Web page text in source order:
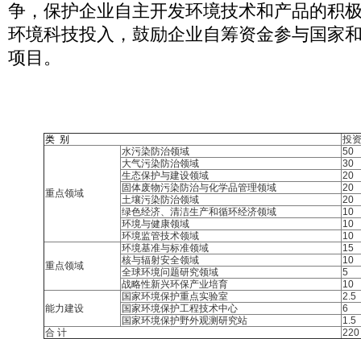
争，保护企业自主开发环境技术和产品的积
环境科技投入，鼓励企业自筹资金参与国家
项目。
类 别 投
重点领域
水污染防治领域
50
大气污染防治领域
30
生态保护与建设领域
20
固体废物污染防治与化学品管理领域
20
土壤污染防治领域
20
绿色经济、清洁生产和循环经济领域
10
环境与健康领域
10
环境监管技术领域
10
重点领域
环境基准与标准领域
15
核与辐射安全领域
10
全球环境问题研究领域
5
战略性新兴环保产业培育
10
能力建设
国家环境保护重点实验室
2.5
国家环境保护工程技术中心
6
国家环境保护野外观测研究站
1.5
合 计
220